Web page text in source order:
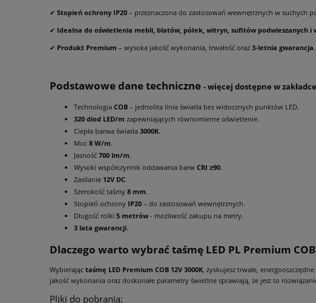
✔ Stopień ochrony IP20 – przeznaczona do zastosowań wewnętrznych w suchych
✔ Idealna do oświetlenia mebli, blatów, półek, witryn, sufitów podwieszanych i
✔ Produkt Premium – wysoka jakość wykonania, trwałość oraz 3-letnia gwarancja.
Podstawowe dane techniczne - więcej dostępne w
Technologia COB – jednolita linia światła bez widocznych punktów LED.
320 diod LED/m zapewniających równomierne oświetlenie.
Ciepła barwa światła 3000K.
Moc 8 W/m.
Jasność 700 lm/m.
Wysoki współczynnik oddawania barw CRI ≥90.
Zasilanie 12V DC.
Szerokość taśmy 8 mm.
Stopień ochrony IP20 – do zastosowań wewnętrznych.
Długość rolki 5 metrów - możliwość zakupu na metry.
3 lata gwarancji.
Dlaczego warto wybrać taśmę LED PL Premium
Wybierając taśmę LED Premium COB 12V 3000K, zyskujesz trwałe,
jakość wykonania oraz doskonałe parametry świetlne sprawiają, że jest to
Pliki do pobrania: